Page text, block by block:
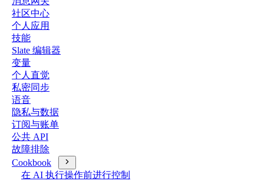
社区中心
个人应用
技能
Slate 编辑器
变量
个人直觉
私密同步
语音
隐私与数据
订阅与账单
公共 API
故障排除
Cookbook
在 AI 执行操作前进行控制